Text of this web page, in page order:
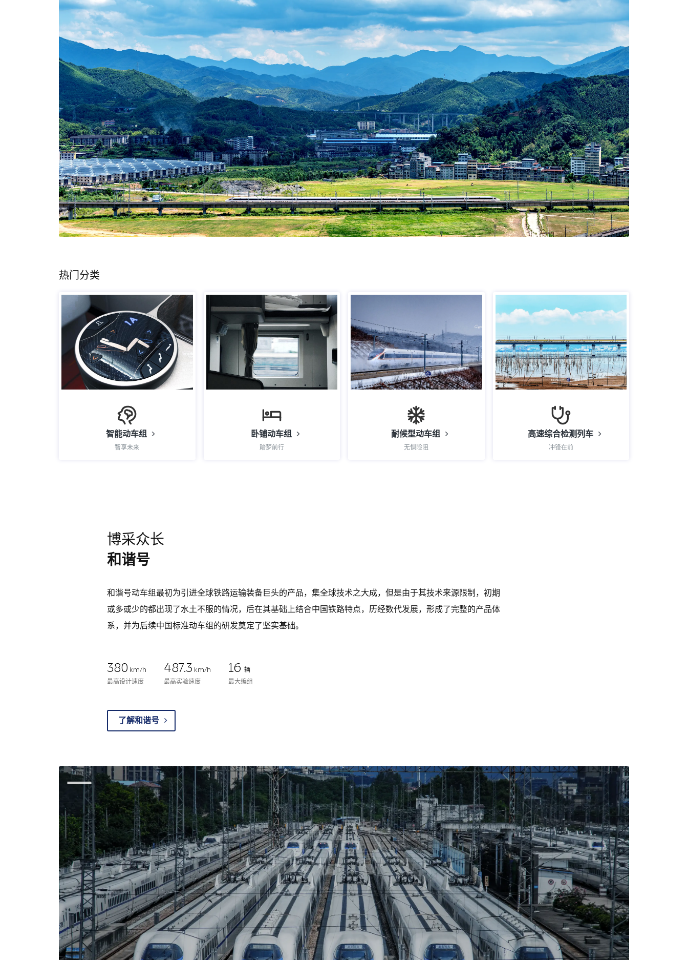
热门分类
智能动车组
智享未来
卧铺动车组
踏梦前行
耐候型动车组
无惧险阻
高速综合检测列车
冲锋在前
博采众长
和谐号
和谐号动车组最初为引进全球铁路运输装备巨头的产品，集全球技术之大成，但是由于其技术来源限制，初期
或多或少的都出现了水土不服的情况，后在其基础上结合中国铁路特点，历经数代发展，形成了完整的产品体
系，并为后续中国标准动车组的研发奠定了坚实基础。
380 km/h
最高设计速度
487.3 km/h
最高实验速度
16辆
最大编组
了解和谐号